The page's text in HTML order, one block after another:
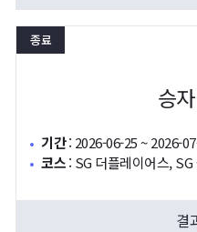
종료
승
기간: 2026-06-25 ~ 2026-
코스: SG 더플레이어스,
결